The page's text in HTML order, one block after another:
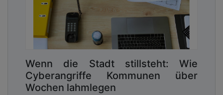
Wenn die Stadt stillsteht: Wie
Cyberangriffe Kommunen über
Wochen lahmlegen